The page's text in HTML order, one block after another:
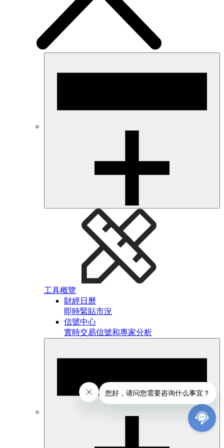
工具概覽
財經日曆
即時緊貼市況
信號中心
實時交易信號和專家分析